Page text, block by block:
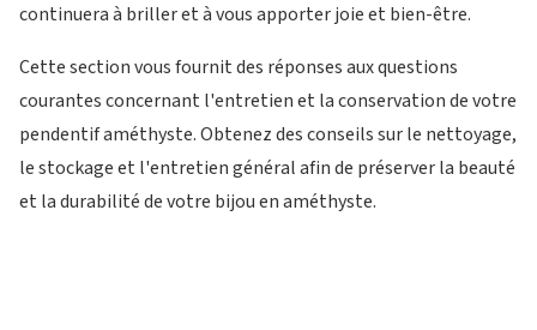
continuera à briller et à vous apporter joie et bien-être.
Cette section vous fournit des réponses aux questions
courantes concernant l'entretien et la conservation de votre
pendentif améthyste. Obtenez des conseils sur le nettoyage,
le stockage et l'entretien général afin de préserver la beauté
et la durabilité de votre bijou en améthyste.